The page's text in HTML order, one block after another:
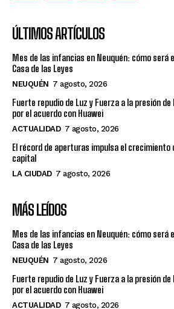
ÚLTIMOS ARTÍCULOS
Mes de las infancias en Neuquén: cómo
Casa de las Leyes
NEUQUÉN 7 agosto, 2026
Fuerte repudio de Luz y Fuerza a la presión de
por el acuerdo con Huawei
ACTUALIDAD 7 agosto, 2026
El récord de aperturas impulsa el crecimiento
capital
LA CIUDAD 7 agosto, 2026
MÁS LEÍDOS
Mes de las infancias en Neuquén: cómo
Casa de las Leyes
NEUQUÉN 7 agosto, 2026
Fuerte repudio de Luz y Fuerza a la presión de
por el acuerdo con Huawei
ACTUALIDAD 7 agosto, 2026